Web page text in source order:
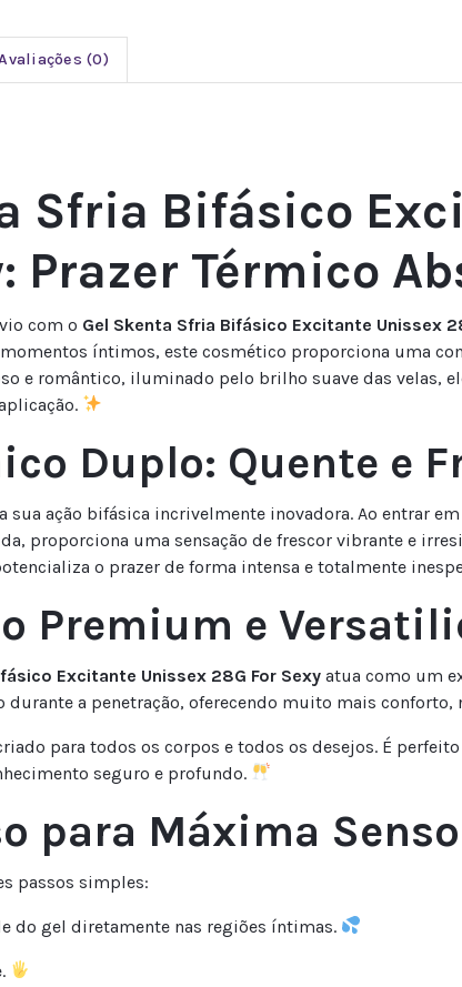
(0)
Sfria Bifásico
Prazer Térmico
com o Gel Skenta Sfria Bifásico Excitante Unissex
íntimos, este cosmético proporciona uma
e romântico, iluminado pelo brilho suave das velas,
Duplo: Quente e
ação bifásica incrivelmente inovadora. Ao entrar
proporciona uma sensação de frescor vibrante e
o prazer de forma intensa e totalmente
Premium e
Excitante Unissex 28G For Sexy atua como um
durante a penetração, oferecendo muito mais
para todos os corpos e todos os desejos. É
seguro e profundo.
para Máxima
passos simples:
do gel diretamente nas regiões íntimas.